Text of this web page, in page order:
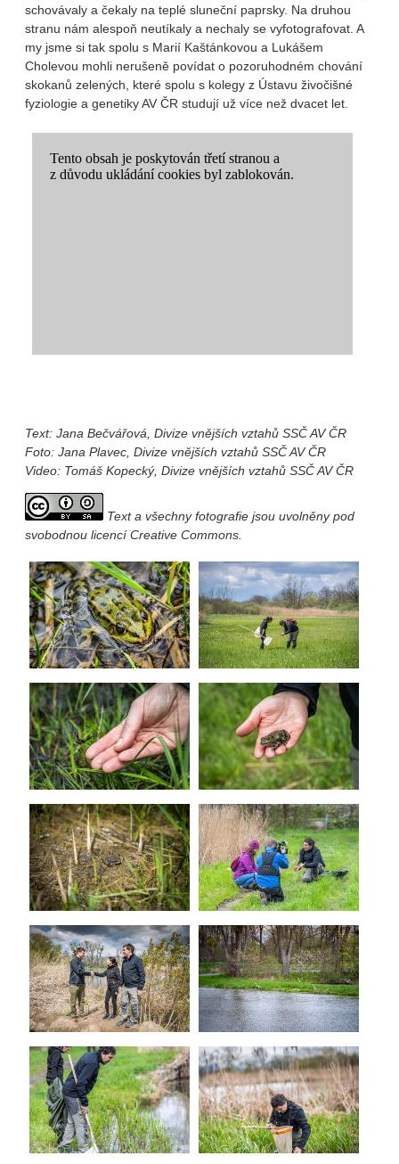
schovávaly a čekaly na teplé sluneční paprsky. Na druhou
stranu nám alespoň neutíkaly a nechaly se vyfotografovat. A
my jsme si tak spolu s Marií Kaštánkovou a Lukášem
Cholevou mohli nerušeně povídat o pozoruhodném chování
skokanů zelených, které spolu s kolegy z Ústavu živočišné
fyziologie a genetiky AV ČR studují už více než dvacet let.
Text: Jana Bečvářová, Divize vnějších vztahů SSČ AV ČR
Foto: Jana Plavec, Divize vnějších vztahů SSČ AV ČR
Video: Tomáš Kopecký, Divize vnějších vztahů SSČ AV ČR
Text a všechny fotografie jsou uvolněny pod
svobodnou licencí Creative Commons.